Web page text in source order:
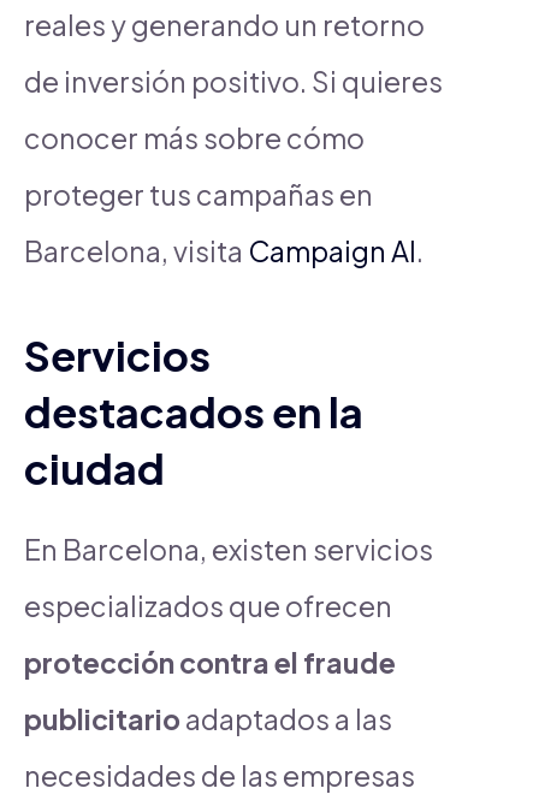
reales y generando un retorno
de inversión positivo. Si quieres
conocer más sobre cómo
proteger tus campañas en
Barcelona, visita Campaign AI.
Servicios
destacados en la
ciudad
En Barcelona, existen servicios
especializados que ofrecen
protección contra el fraude
publicitario adaptados a las
necesidades de las empresas